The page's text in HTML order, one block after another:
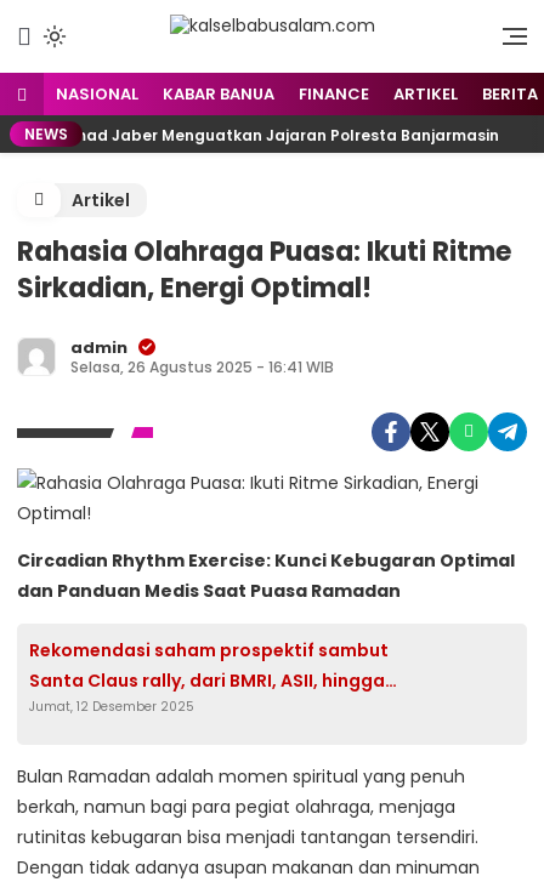
NASIONAL KABAR BANUA FINANCE ARTIKEL BERITA
NEWS Jaber Menguatkan Jajaran Polresta Banjarmasin
Artikel
Rahasia Olahraga Puasa: Ikuti Ritme
Sirkadian, Energi Optimal!
admin
Selasa, 26 Agustus 2025 - 16:41 WIB
Circadian Rhythm Exercise: Kunci Kebugaran Optimal
dan Panduan Medis Saat Puasa Ramadan
Rekomendasi saham prospektif sambut
Santa Claus rally, dari BMRI, ASII, hingga
ANTM
Jumat, 12 Desember 2025
Bulan Ramadan adalah momen spiritual yang penuh
berkah, namun bagi para pegiat olahraga, menjaga
rutinitas kebugaran bisa menjadi tantangan tersendiri.
Dengan tidak adanya asupan makanan dan minuman